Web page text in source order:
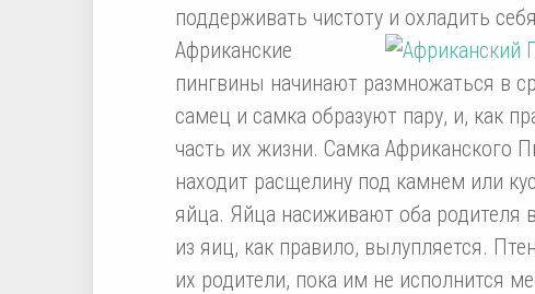
поддерживать чистоту и охладить
Африканские
пингвины начинают размножаться в
самец и самка образуют пару, и, как
часть их жизни. Самка Африканского
находит расщелину под камнем или
яйца. Яйца насиживают оба родителя
из яиц, как правило, вылупляется.
их родители, пока им не исполнится